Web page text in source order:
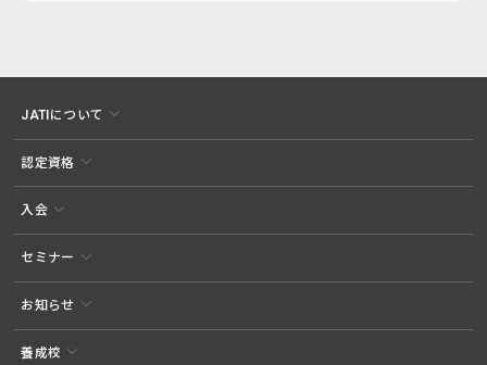
JATIについて
認定資格
入会
セミナー
お知らせ
養成校